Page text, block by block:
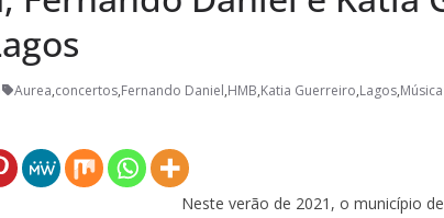
Aurea,concertos,Fernando Daniel,HMB,Katia Guerreiro,Lagos,Música
Neste verão de 2021, o município